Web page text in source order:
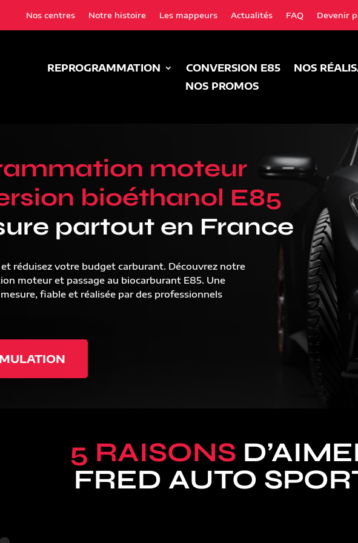
Nos centres Notre histoire Les mappeurs Actualités FAQ Devenir
REPROGRAMMATION CONVERSION E85
NOS
NOS PROMOS
moteur
bioéthanol E85
partout en France
réduisez votre budget carburant. Découvrez notre
moteur et passage au biocarburant E85. Une
fiable et réalisée par des professionnels
5 RAISONS
FRED AUTO